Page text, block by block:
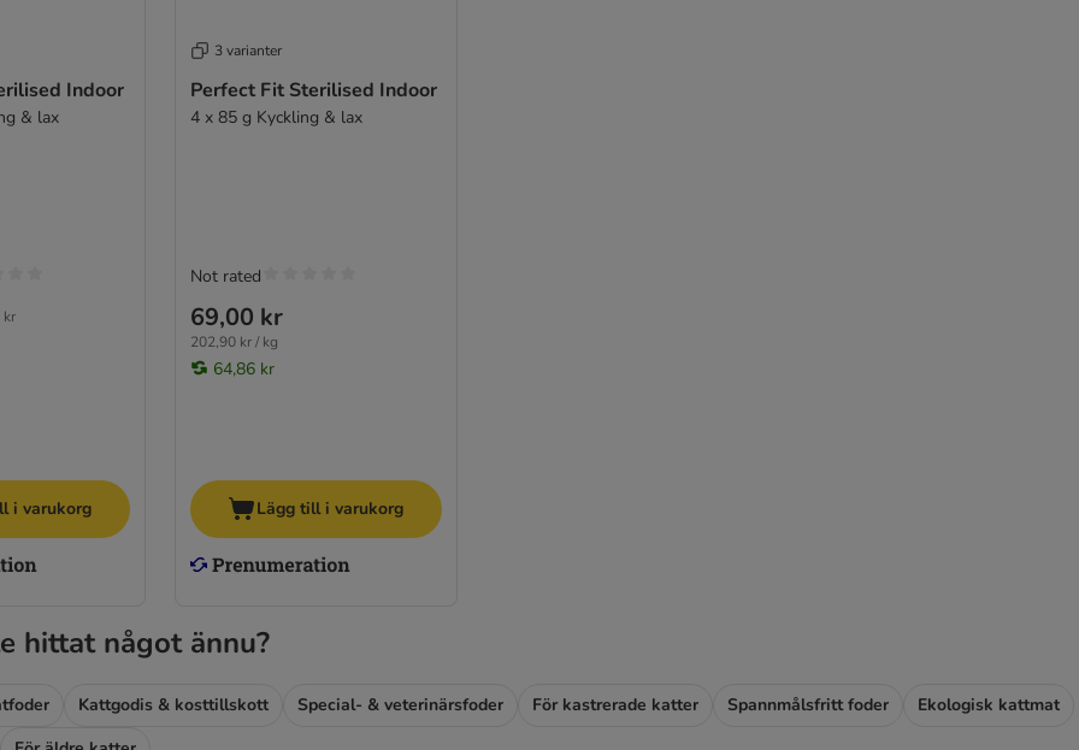
Indoor
& lax
kr
i varukorg
3 varianter
Perfect Fit Sterilised Indoor
4 x 85 g Kyckling & lax
69,00 kr
202,90 kr / kg
64,86 kr
Not rated
Lägg till i varukorg
hittat något ännu?
Kattgodis & kosttillskott Special- & veterinärsfoder För kastrerade katter Spannmålsfritt foder
Ekologisk kattmat